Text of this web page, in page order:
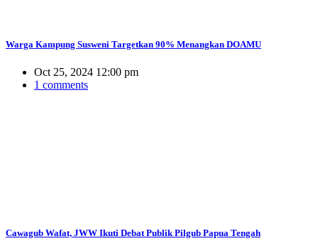
Warga Kampung Susweni Targetkan 90% Menangkan DOAMU
Oct 25, 2024 12:00 pm
1 comments
Cawagub Wafat, JWW Ikuti Debat Publik Pilgub Papua Tengah